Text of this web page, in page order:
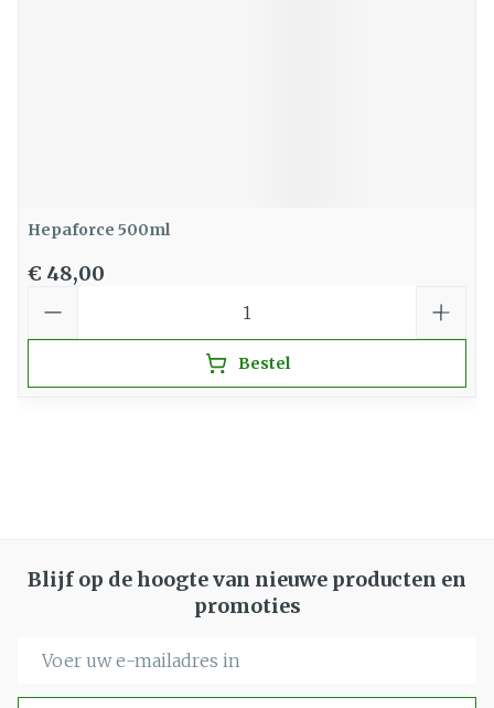
Hepaforce 500ml
€ 48,00
Bestel
Blijf op de hoogte van nieuwe producten en
promoties